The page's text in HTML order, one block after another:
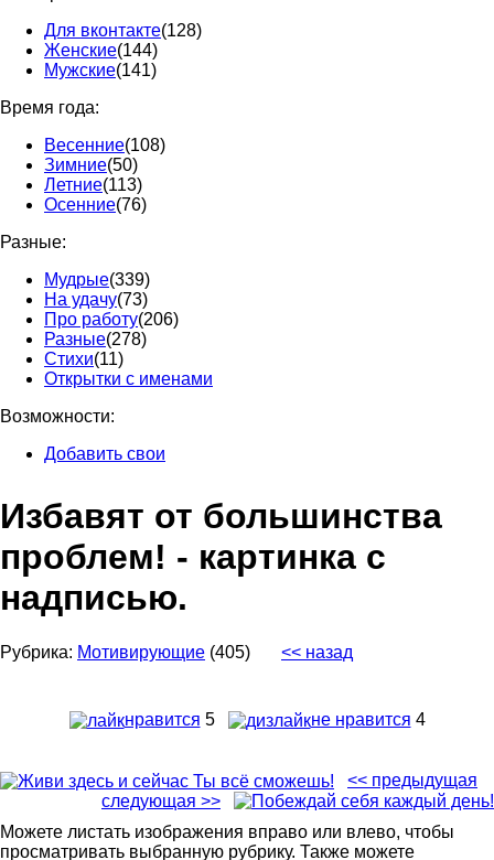
Для вконтакте(128)
Женские(144)
Мужские(141)
Время года:
Весенние(108)
Зимние(50)
Летние(113)
Осенние(76)
Разные:
Мудрые(339)
На удачу(73)
Про работу(206)
Разные(278)
Стихи(11)
Открытки с именами
Возможности:
Добавить свои
Избавят от большинства
проблем! - картинка с
надписью.
Рубрика: Мотивирующие (405) << назад
нравится 5 не нравится 4
<< предыдущая
следующая >>
Можете листать изображения вправо или влево, чтобы
просматривать выбранную рубрику. Также можете